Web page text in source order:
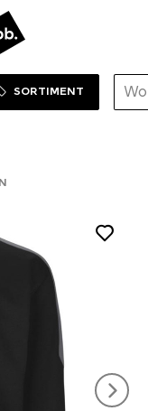
ZUM SHOP
SORTIMENT